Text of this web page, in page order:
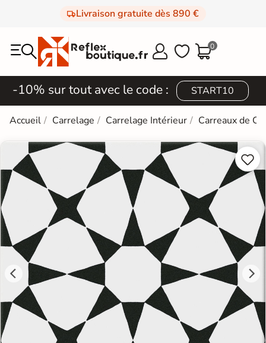
Livraison gratuite dès 890 €
  0
-10% sur tout avec le code : START10
Accueil Carrelage Carrelage Intérieur Carreaux de

